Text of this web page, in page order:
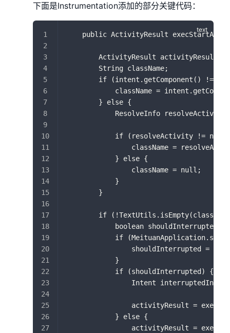
下面是Instrumentation添加的部分关键代码：
public ActivityResult
ActivityResult activityResult =
        String className;
if (intent.getComponent() !=
className =
        } else {
ResolveInfo
if (resolveActivity !=
className =
            } else {
                className = null;
            }
        }
if
boolean shouldInterrupted
if
shouldInterrupted =
            }
            if (shouldInterrupted) {
Intent
activityResult =
            } else {
activityResult =